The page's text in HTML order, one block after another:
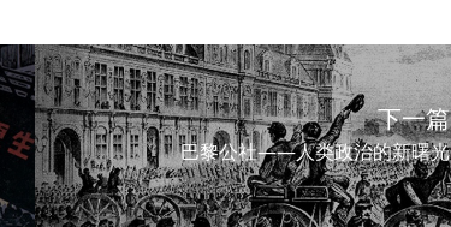
下一篇
巴黎公社——人类政治的新曙光